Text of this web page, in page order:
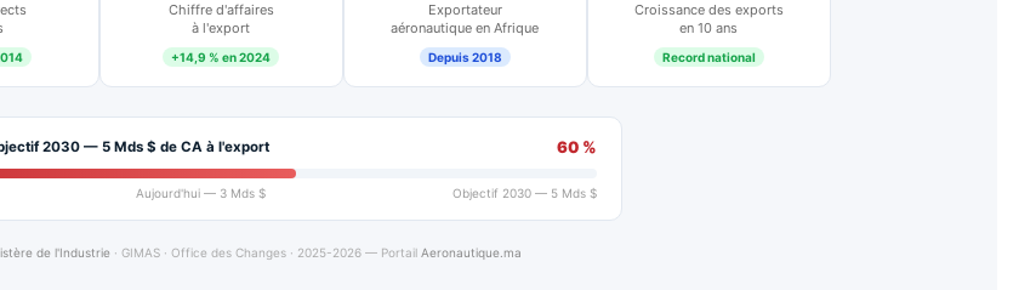
Chiffre d'affaires
à l'export
+14,9 % en 2024
Exportateur
aéronautique en Afrique
Depuis 2018
Croissance des exports
en 10 ans
Record national
2030 — 5 Mds $ de CA à l'export 60 %
Aujourd'hui — 3 Mds $ Objectif 2030 — 5 Mds $
de l'Industrie · GIMAS · Office des Changes · 2025-2026 — Portail Aeronautique.ma